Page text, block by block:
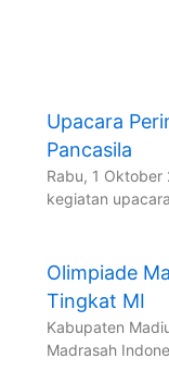
Upacara
Pancasila
Rabu, 1 Oktober
kegiatan upacara
Olimpiade
Tingkat MI
Kabupaten
Madrasah